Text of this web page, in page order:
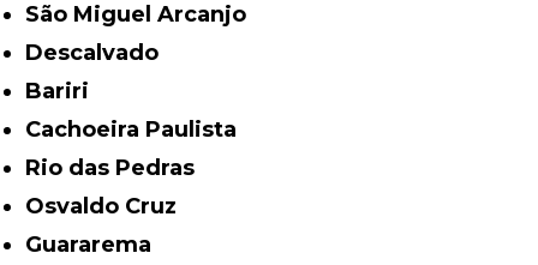
São Miguel Arcanjo
Descalvado
Bariri
Cachoeira Paulista
Rio das Pedras
Osvaldo Cruz
Guararema